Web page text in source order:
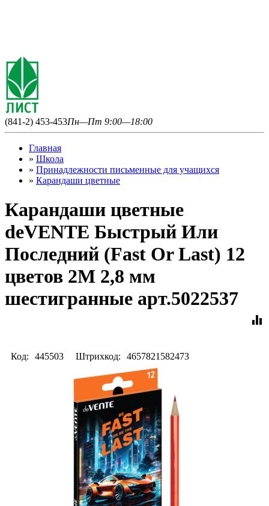
(841-2) 453-453Пн—Пт 9:00—18:00
Главная
» Школа
» Принадлежности письменные для учащихся
» Карандаши цветные
Карандаши цветные
deVENTE Быстрый Или
Последний (Fast Or Last) 12
цветов 2М 2,8 мм
шестигранные арт.5022537
equalizer
Код: 445503 Штрихкод: 4657821582473